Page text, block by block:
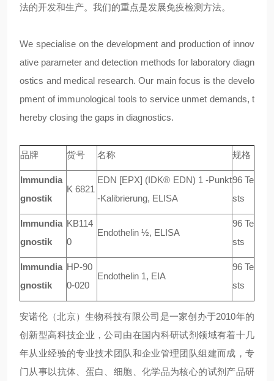
法的开发和生产。我们的重点是发展免疫检测方法。
We specialise on the development and production of innov
ative parameter and detection methods for laboratory diagn
ostics and medical research. Our main focus is the develo
pment of immunological tools to service unmet demands, t
hereby closing the gaps in diagnostics.
品牌 货号 名称 规格
Immundia
gnostik
K 6821
EDN [EPX] (IDK® EDN) 1 -Punkt
-Kalibrierung, ELISA
96 Te
sts
Immundia
gnostik
KB114
0
Endothelin ½, ELISA
96 Te
sts
Immundia
gnostik
HP-90
0-020
Endothelin 1, EIA
96 Te
sts
安诺伦（北京）生物科技有限公司是一家创办于2010年的
创新型高科技企业，公司由在国内科研试剂领域有着十几
年从业经验的专业技术团队和企业管理团队组建而成，专
门从事以抗体、蛋白、细胞、化学品为核心的试剂产品研